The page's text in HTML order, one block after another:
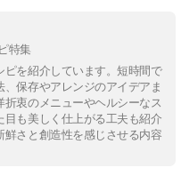
特集
を紹介しています。短時間で
保存やアレンジのアイデアま
衷のメニューやヘルシーなス
も美しく仕上がる工夫も紹介
鮮さと創造性を感じさせる内容